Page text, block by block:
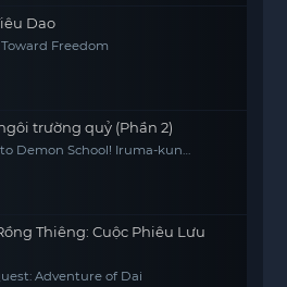
Dao
Freedom
trường quỷ (Phần 2)
School! Iruma-kun
Thiêng: Cuộc Phiêu Lưu
Adventure of Dai